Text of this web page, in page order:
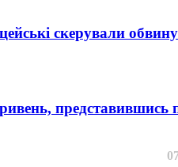
скерували
представившись